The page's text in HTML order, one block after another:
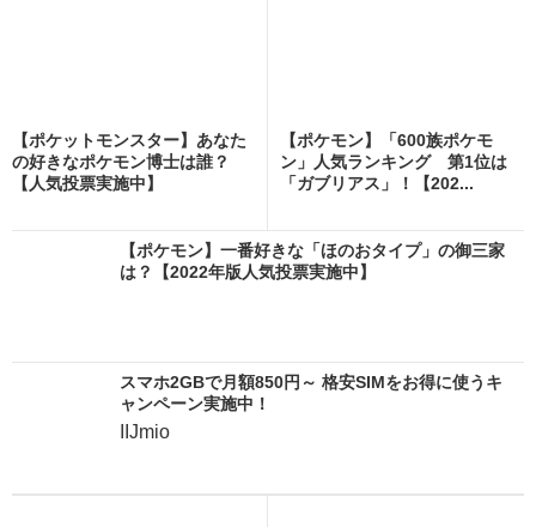
【ポケットモンスター】あなた
の好きなポケモン博士は誰？
【人気投票実施中】
【ポケモン】「600族ポケモ
ン」人気ランキング 第1位は
「ガブリアス」！【202...
【ポケモン】一番好きな「ほのおタイプ」の御三家
は？【2022年版人気投票実施中】
スマホ2GBで月額850円～ 格安SIMをお得に使うキ
ャンペーン実施中！
IIJmio